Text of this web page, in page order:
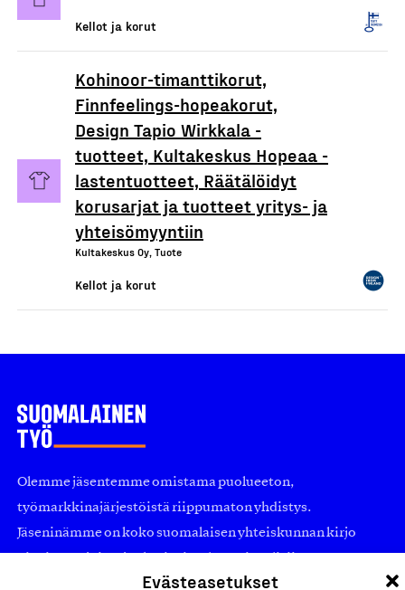
Evästeasetukset
Kellot ja korut
Kohinoor-timanttikorut,
Finnfeelings-hopeakorut,
Design Tapio Wirkkala -
tuotteet, Kultakeskus Hopeaa -
lastentuotteet, Räätälöidyt
korusarjat ja tuotteet yritys- ja
yhteisömyyntiin
Kultakeskus Oy, Tuote
Kellot ja korut
Olemme jäsentemme omistama puolueeton,
työmarkkinajärjestöistä riippumaton yhdistys.
Jäseninämme on koko suomalaisen yhteiskunnan kirjo
suuryrityksiin. Meidät on perustettu yli 100 vuotta sitten